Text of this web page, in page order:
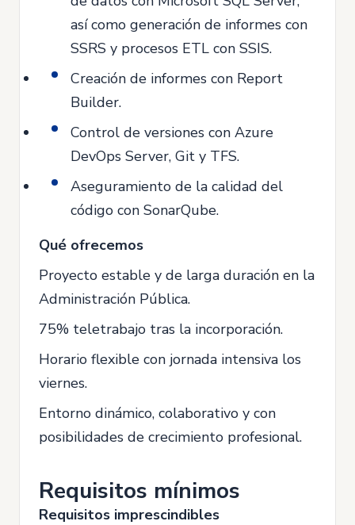
así como generación de informes con
SSRS y procesos ETL con SSIS.
Creación de informes con Report
Builder.
Control de versiones con Azure
DevOps Server, Git y TFS.
Aseguramiento de la calidad del
código con SonarQube.
Qué ofrecemos
Proyecto estable y de larga duración en la
Administración Pública.
75% teletrabajo tras la incorporación.
Horario flexible con jornada intensiva los
viernes.
Entorno dinámico, colaborativo y con
posibilidades de crecimiento profesional.
Requisitos mínimos
Requisitos imprescindibles